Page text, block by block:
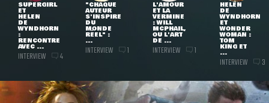
SUPERGIRL
ET
HELEN
DE
WYNDHORN
:
RENCONTRE
AVEC ...
INTERVIEW 4
"CHAQUE
AUTEUR
S'INSPIRE
DU
MONDE
RÉEL" :
...
INTERVIEW 1
L'AMOUR
ET LA
VERMINE
: WILL
MCPHAIL,
OU L'ART
DE ...
INTERVIEW 1
HELEN
DE
WYNDHORN
ET
WONDER
WOMAN :
TOM
KING ET
...
INTERVIEW 3